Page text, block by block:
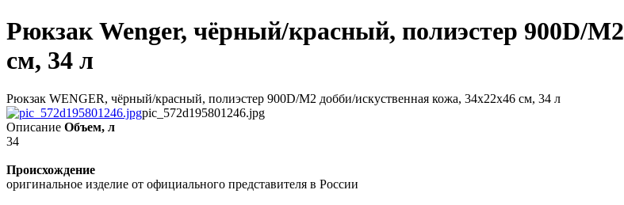
Рюкзак Wenger, чёрный/красный, полиэстер 900D/
см, 34 л
Рюкзак WENGER, чёрный/красный, полиэстер 900D/М2 добби/искуственная кожа, 34x22x46 см, 34 л
pic_572d195801246.jpg
Описание Объем, л
34
Происхождение
оригинальное изделие от официального представителя в России